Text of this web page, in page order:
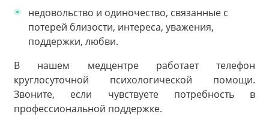
недовольство и одиночество, связанные с
потерей близости, интереса, уважения,
поддержки, любви.
В нашем медцентре работает телефон
круглосуточной психологической помощи.
Звоните, если чувствуете потребность в
профессиональной поддержке.